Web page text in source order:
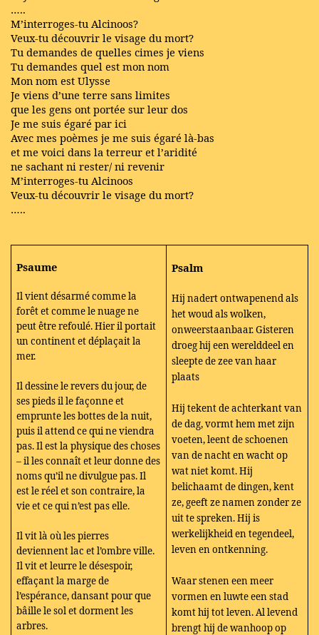
…..
M’interroges-tu Alcinoos?
Veux-tu découvrir le visage du mort?
Tu demandes de quelles cimes je viens
Tu demandes quel est mon nom
Mon nom est Ulysse
Je viens d’une terre sans limites
que les gens ont portée sur leur dos
Je me suis égaré par ici
Avec mes poèmes je me suis égaré là-bas
et me voici dans la terreur et l’aridité
ne sachant ni rester/ ni revenir
M’interroges-tu Alcinoos
Veux-tu découvrir le visage du mort?
…..
Psaume
Il vient désarmé comme la
forêt et comme le nuage ne
peut être refoulé. Hier il portait
un continent et déplaçait la
mer.
Il dessine le revers du jour, de
ses pieds il le façonne et
emprunte les bottes de la nuit,
puis il attend ce qui ne viendra
pas. Il est la physique des choses
– il les connaît et leur donne des
noms qu’il ne divulgue pas. Il
est le réel et son contraire, la
vie et ce qui n’est pas elle.
Il vit là où les pierres
deviennent lac et l’ombre ville.
Il vit et leurre le désespoir,
effaçant la marge de
l’espérance, dansant pour que
bâille le sol et dorment les
arbres.
Psalm
Hij nadert ontwapenend als
het woud als wolken,
onweerstaanbaar. Gisteren
droeg hij een werelddeel en
sleepte de zee van haar
plaats
Hij tekent de achterkant van
de dag, vormt hem met zijn
voeten, leent de schoenen
van de nacht en wacht op
wat niet komt. Hij
belichaamt de dingen, kent
ze, geeft ze namen zonder ze
uit te spreken. Hij is
werkelijkheid en tegendeel,
leven en ontkenning.
Waar stenen een meer
vormen en luwte een stad
komt hij tot leven. Al levend
brengt hij de wanhoop op